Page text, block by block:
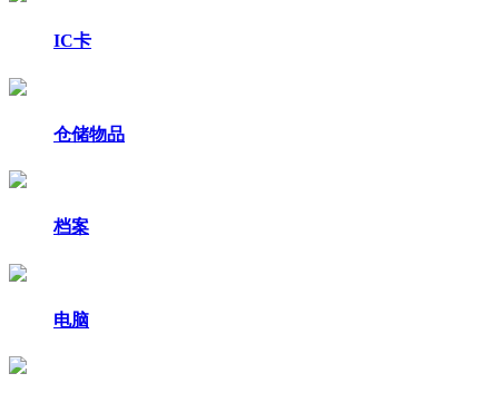
IC卡
仓储物品
档案
电脑